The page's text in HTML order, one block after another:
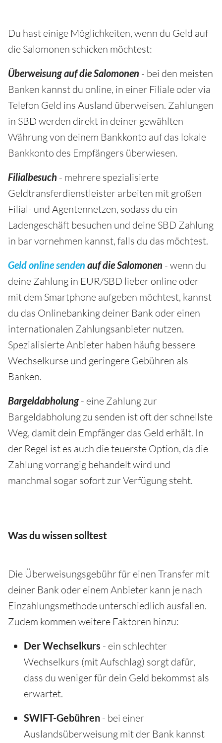
Du hast einige Möglichkeiten, wenn du Geld auf
die Salomonen schicken möchtest:
Überweisung auf die Salomonen - bei den meisten
Banken kannst du online, in einer Filiale oder via
Telefon Geld ins Ausland überweisen. Zahlungen
in SBD werden direkt in deiner gewählten
Währung von deinem Bankkonto auf das lokale
Bankkonto des Empfängers überwiesen.
Filialbesuch - mehrere spezialisierte
Geldtransferdienstleister arbeiten mit großen
Filial- und Agentennetzen, sodass du ein
Ladengeschäft besuchen und deine SBD Zahlung
in bar vornehmen kannst, falls du das möchtest.
Geld online senden auf die Salomonen - wenn du
deine Zahlung in EUR/SBD lieber online oder
mit dem Smartphone aufgeben möchtest, kannst
du das Onlinebanking deiner Bank oder einen
internationalen Zahlungsanbieter nutzen.
Spezialisierte Anbieter haben häufig bessere
Wechselkurse und geringere Gebühren als
Banken.
Bargeldabholung- eine Zahlung zur
Bargeldabholung zu senden ist oft der schnellste
Weg, damit dein Empfänger das Geld erhält. In
der Regel ist es auch die teuerste Option, da die
Zahlung vorrangig behandelt wird und
manchmal sogar sofort zur Verfügung steht.
Was du wissen solltest
Die Überweisungsgebühr für einen Transfer mit
deiner Bank oder einem Anbieter kann je nach
Einzahlungsmethode unterschiedlich ausfallen.
Zudem kommen weitere Faktoren hinzu:
Der Wechselkurs - ein schlechter
Wechselkurs (mit Aufschlag) sorgt dafür,
dass du weniger für dein Geld bekommst als
erwartet.
SWIFT-Gebühren - bei einer
Auslandsüberweisung mit der Bank kannst